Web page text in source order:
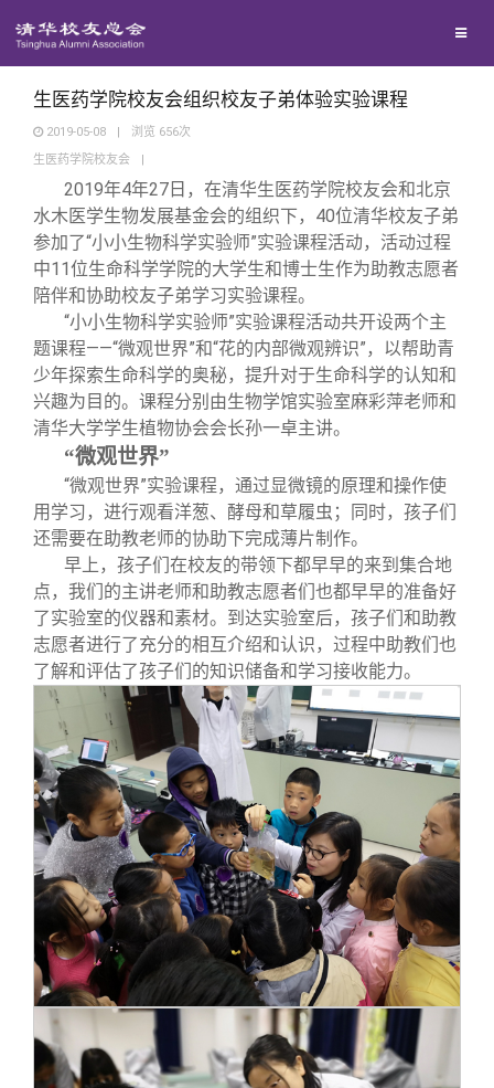
地区联络
院系校友工作
专业委员会
兴趣群体
西南联大校友会
回馈母校
捐赠新闻
捐赠纪事
捐赠方法
义工计划
《清华校友通讯》
《水木清华》
我要订阅
新媒体平台
百年清华
清华人物
清华故事
青春风采
校友文苑
校友讲坛
校友视界
校友服务
终身学习
信息化服务
三创大赛
实用信息
校友总会
总会简介
会长致辞
总会章程
理事会名单
制度法规
联系我们
关闭
生医药学院校友会组织校友子弟体验实验课程
2019-05-08 | 浏览 656次
生医药学院校友会
|
2019年4年27日，在清华生医药学院校友会和北京
水木医学生物发展基金会的组织下，40位清华校友子弟
参加了“小小生物科学实验师”实验课程活动，活动过程
中11位生命科学学院的大学生和博士生作为助教志愿者
陪伴和协助校友子弟学习实验课程。
“小小生物科学实验师”实验课程活动共开设两个主
题课程——“微观世界”和“花的内部微观辨识”，以帮助青
少年探索生命科学的奥秘，提升对于生命科学的认知和
兴趣为目的。课程分别由生物学馆实验室麻彩萍老师和
清华大学学生植物协会会长孙一卓主讲。
“微观世界”
“微观世界”实验课程，通过显微镜的原理和操作使
用学习，进行观看洋葱、酵母和草履虫；同时，孩子们
还需要在助教老师的协助下完成薄片制作。
早上，孩子们在校友的带领下都早早的来到集合地
点，我们的主讲老师和助教志愿者们也都早早的准备好
了实验室的仪器和素材。到达实验室后，孩子们和助教
志愿者进行了充分的相互介绍和认识，过程中助教们也
了解和评估了孩子们的知识储备和学习接收能力。